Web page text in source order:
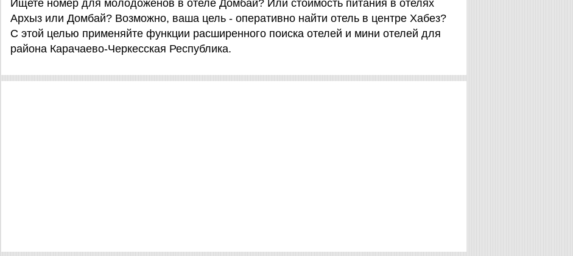
Ищете номер для молодоженов в отеле Домбай? Или стоимость питания в отелях
Архыз или Домбай? Возможно, ваша цель - оперативно найти отель в центре Хабез?
С этой целью применяйте функции расширенного поиска отелей и мини отелей для
района Карачаево-Черкесская Республика.